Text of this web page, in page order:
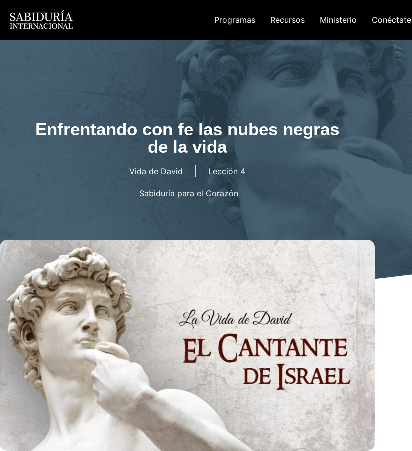
Programas Recursos Ministerio Conéctate
Enfrentando con fe las nubes negras
de la vida
Vida de David Lección 4
Sabiduría para el Corazón